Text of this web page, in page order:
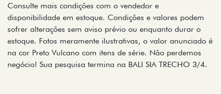
Consulte mais condições com o vendedor e
disponibilidade em estoque. Condições e valores podem
sofrer alterações sem aviso prévio ou enquanto durar o
estoque. Fotos meramente ilustrativas, o valor anunciado é
na cor Preto Vulcano com itens de série. Não perdemos
negócio! Sua pesquisa termina na BALI SIA TRECHO 3/4.